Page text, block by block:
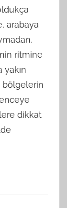
arabaya
ritmine
yakın
bölgelerin
dikkat